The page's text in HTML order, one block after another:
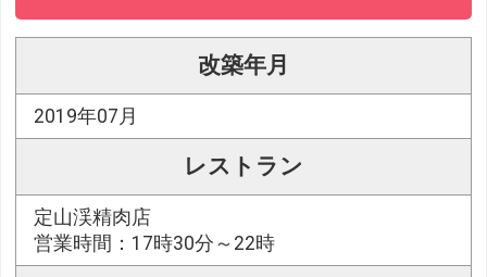
改築年月
2019年07月
レストラン
定山渓精肉店
営業時間：17時30分～22時